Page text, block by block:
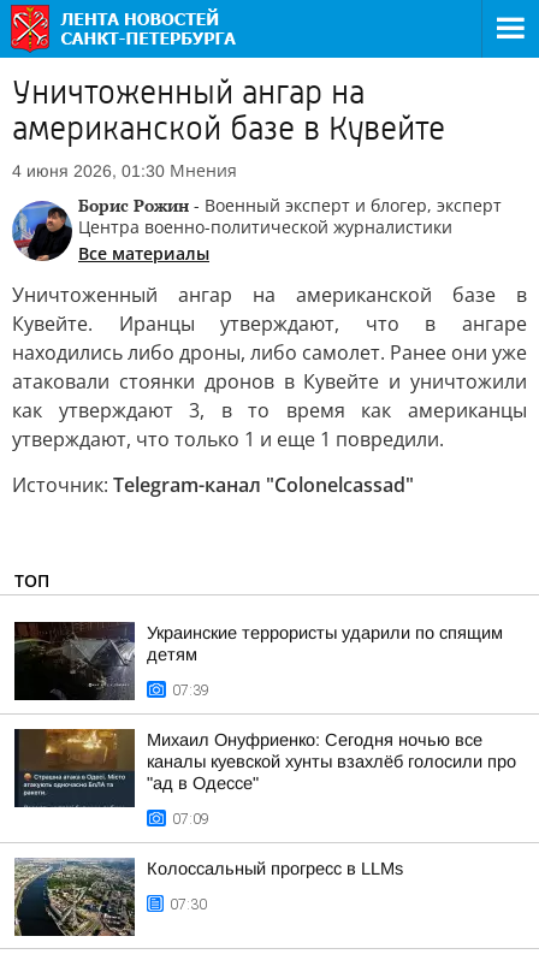
Уничтоженный ангар на
американской базе в Кувейте
4 июня 2026, 01:30 Мнения
Борис Рожин - Военный эксперт и блогер, эксперт
Центра военно-политической журналистики
Все материалы
Уничтоженный ангар на американской базе в
Кувейте. Иранцы утверждают, что в ангаре
находились либо дроны, либо самолет. Ранее они уже
атаковали стоянки дронов в Кувейте и уничтожили
как утверждают 3, в то время как американцы
утверждают, что только 1 и еще 1 повредили.
Источник: Telegram-канал "Colonelcassad"
ТОП
Украинские террористы ударили по спящим
детям
07:39
Михаил Онуфриенко: Сегодня ночью все
каналы куевской хунты взахлёб голосили про
"ад в Одессе"
07:09
Колоссальный прогресс в LLMs
07:30